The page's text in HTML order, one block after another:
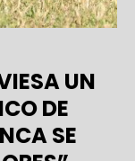
UN
DE
SE